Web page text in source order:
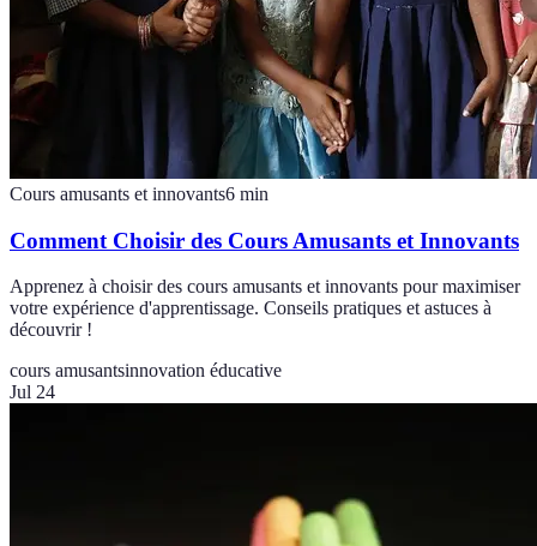
Cours amusants et innovants6 min
Comment Choisir des Cours Amusants et Innovants
Apprenez à choisir des cours amusants et innovants pour maximiser
votre expérience d'apprentissage. Conseils pratiques et astuces à
découvrir !
cours amusantsinnovation éducative
Jul 24